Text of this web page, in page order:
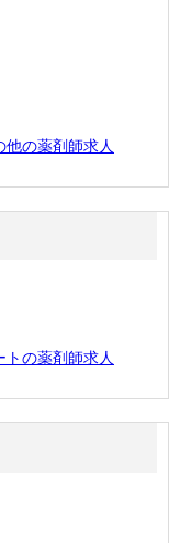
他の薬剤師求人
トの薬剤師求人